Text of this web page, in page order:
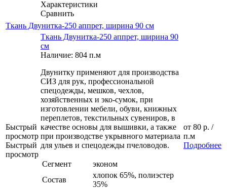
Характеристики
Сравнить
Ткань Двунитка-250 аппрет, ширина 90 см
Быстрый
просмотр
Быстрый
просмотр
Ткань Двунитка-250 аппрет, ширина 90
см
Наличие: 804 п.м
Двунитку применяют для производства
СИЗ для рук, профессиональной
спецодежды, мешков, чехлов,
хозяйственных и эко-сумок, при
изготовлении мебели, обуви, книжных
переплетов, текстильных сувениров, в
качестве основы для вышивки, а также
при производстве укрывного материала
для ульев и спецодежды пчеловодов.
Сегмент
эконом
Состав
хлопок 65%, полиэстер
35%
от 80 р. /
п.м
Подробнее